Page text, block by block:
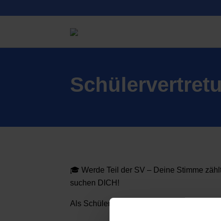
🎓 Werde Teil der SV – Deine Stimme
suchen DICH!
Als Schülersprecherinnen fungieren